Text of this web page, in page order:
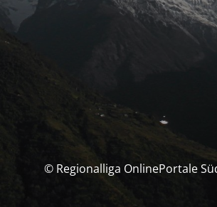
© Regionalliga OnlinePortale